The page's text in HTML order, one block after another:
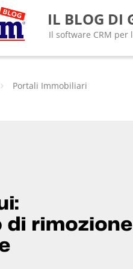
IL BLOG DI
Il software CRM
Portali Immobiliari